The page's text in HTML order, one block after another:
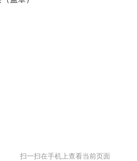
扫一扫在手机上查看当前页面